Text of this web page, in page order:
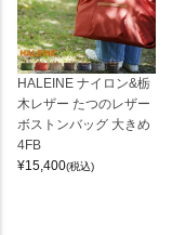
HALEINE ナイロン&栃
木レザー たつのレザー
ボストンバッグ 大きめ
4FB
¥15,400(税込)